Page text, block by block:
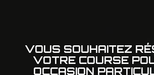
VOUS SOUHAITEZ
VOTRE COURSE
OCCASION